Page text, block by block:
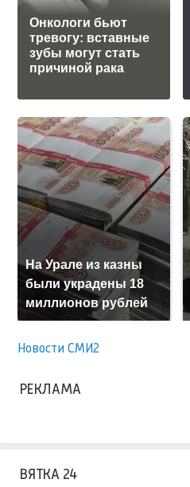
Онкологи бьют
тревогу: вставные
зубы могут стать
причиной рака
На Урале из казны
были украдены 18
миллионов рублей
Новости СМИ2
РЕКЛАМА
ВЯТКА 24